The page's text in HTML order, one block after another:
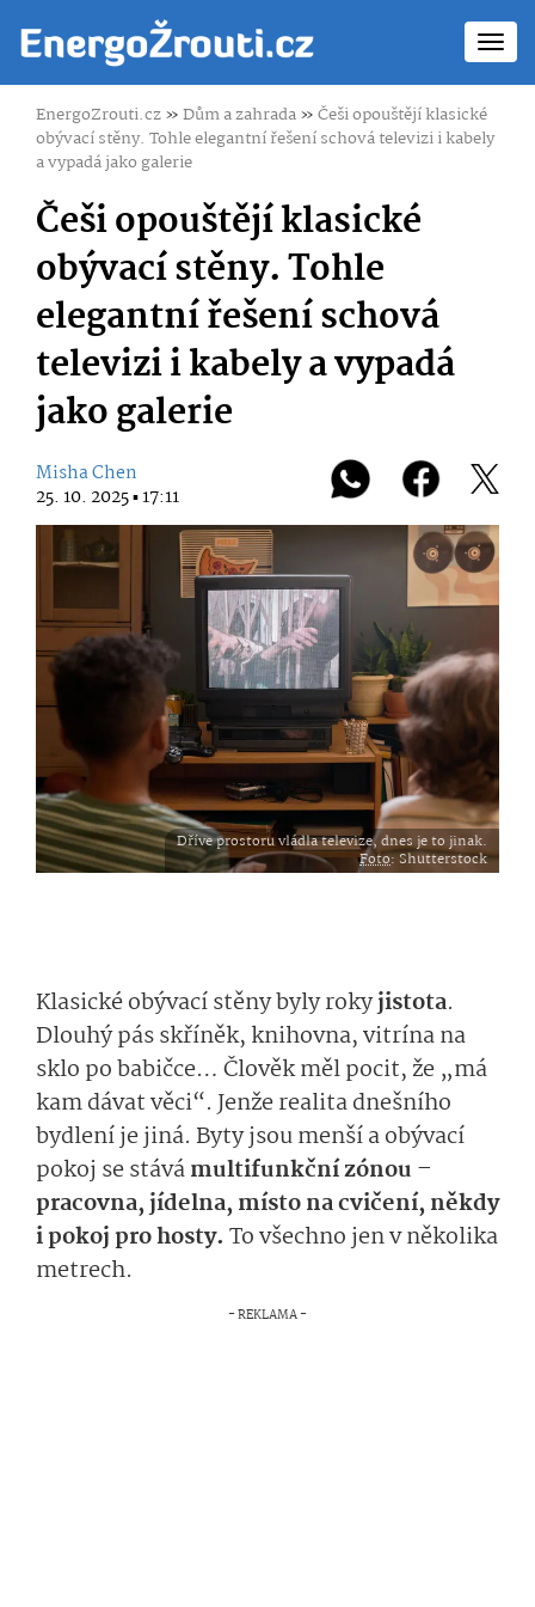
EnergoZrouti.cz»Dům a zahrada»Češi opouštějí klasické
obývací stěny. Tohle elegantní řešení schová televizi i kabely
a vypadá jako galerie
Češi opouštějí klasické
obývací stěny. Tohle
elegantní řešení schová
televizi i kabely a vypadá
jako galerie
Misha Chen
25. 10. 2025 ▪ 17:11
Dříve prostoru vládla televize, dnes je to jinak.
Foto: Shutterstock
Klasické obývací stěny byly rokyjistota.
Dlouhý pás skříněk, knihovna, vitrína na
sklo po babičce… Člověk měl pocit, že „má
kam dávat věci“. Jenže realita dnešního
bydlení je jiná. Byty jsou menší a obývací
pokoj se stávámultifunkční zónou –
pracovna, jídelna, místo na cvičení, někdy
i pokoj pro hosty. To všechno jen v několika
metrech.